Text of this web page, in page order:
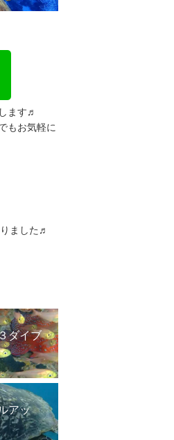
します♬
もお気軽に
ました♬
ダイブ
アッ